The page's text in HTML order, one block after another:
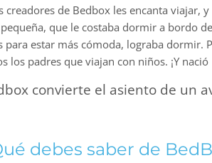
creadores de Bedbox les encanta viajar,
que le costaba dormir a bordo
para estar más cómoda, lograba dormir.
los padres que viajan con niños. ¡Y
convierte el asiento de un
debes saber de